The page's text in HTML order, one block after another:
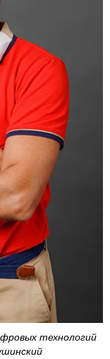
технологий